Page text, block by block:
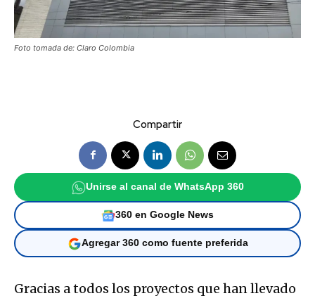
Foto tomada de: Claro Colombia
Compartir
Unirse al canal de WhatsApp 360
360 en Google News
Agregar 360 como fuente preferida
Gracias a todos los proyectos que han llevado